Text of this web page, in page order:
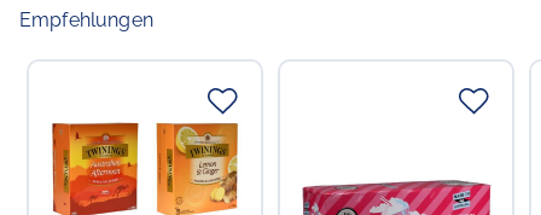
Empfehlungen